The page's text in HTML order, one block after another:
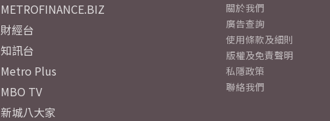
METROFINANCE.BIZ
財經台
知訊台
Metro Plus
MBO TV
新城八大家
關於我們
廣告查詢
使用條款及細則
版權及免責聲明
私隱政策
聯絡我們